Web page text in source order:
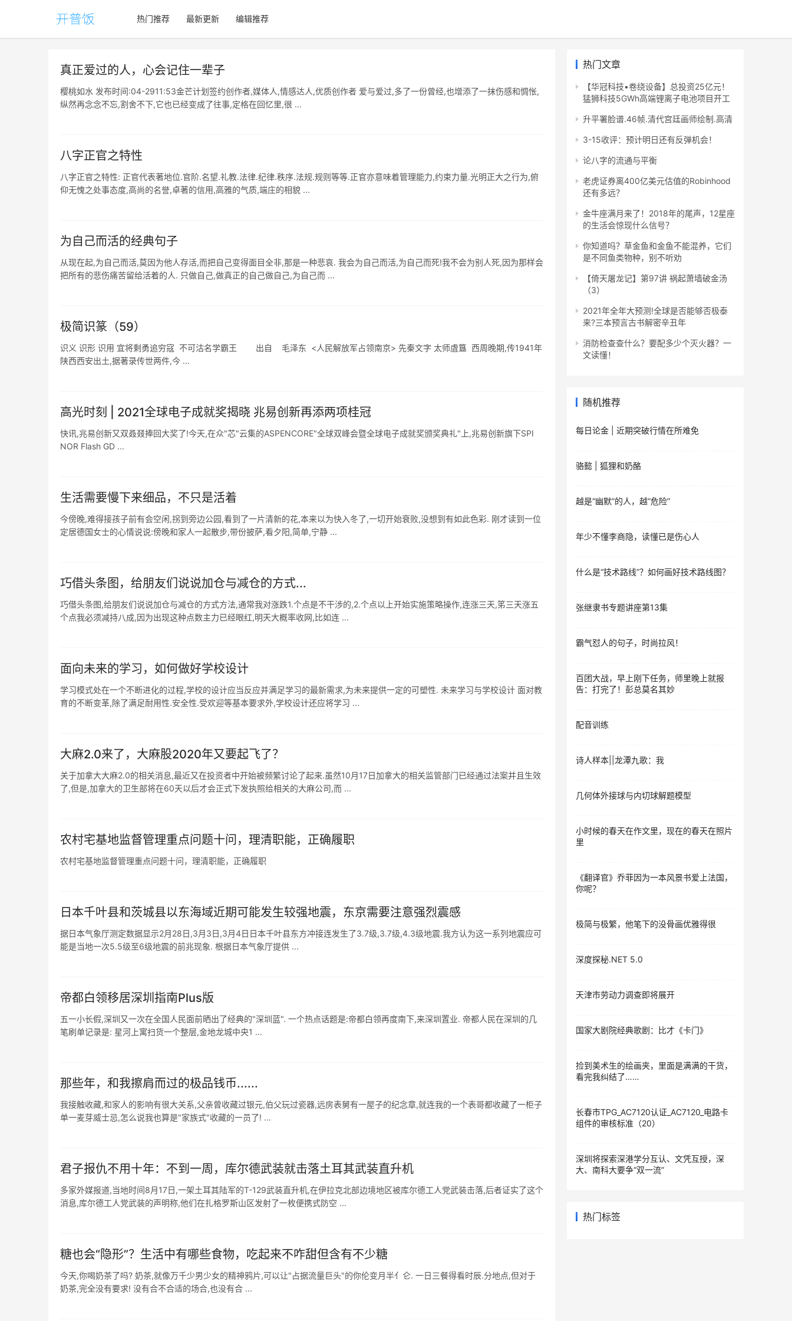
热门推荐 最新更新 编辑推荐
真正爱过的人，心会记住一辈子
樱桃如水 发布时间:04-2911:53金芒计划签约创作者,媒体人,情感达人,优质创作者 爱与爱过,多了一份曾经,也增添了一抹伤感和惆怅,
纵然再念念不忘,割舍不下,它也已经变成了往事,定格在回忆里,很 ...
八字正官之特性
八字正官之特性: 正官代表著地位.官阶.名望.礼教.法律.纪律.秩序.法规.规则等等.正官亦意味着管理能力,约束力量.光明正大之行为,俯
仰无愧之处事态度,高尚的名誉,卓著的信用,高雅的气质,端庄的相貌 ...
为自己而活的经典句子
从现在起,为自己而活,莫因为他人存活,而把自己变得面目全非,那是一种悲哀. 我会为自己而活,为自己而死!我不会为别人死,因为那样会
把所有的悲伤痛苦留给活着的人. 只做自己,做真正的自己做自己,为自己而 ...
极简识篆（59）
识义 识形 识用 宜将剩勇追穷寇 不可沽名学霸王 出自 毛泽东 <人民解放军占领南京> 先秦文字 太师虘簋 西周晚期,传1941年
陕西西安出土,据著录传世两件,今 ...
高光时刻 | 2021全球电子成就奖揭晓 兆易创新再添两项桂冠
快讯,兆易创新又双叒叕捧回大奖了!今天,在众"芯"云集的ASPENCORE"全球双峰会暨全球电子成就奖颁奖典礼"上,兆易创新旗下SPI
NOR Flash GD ...
生活需要慢下来细品，不只是活着
今傍晚,难得接孩子前有会空闲,拐到旁边公园,看到了一片清新的花,本来以为快入冬了,一切开始衰败,没想到有如此色彩. 刚才读到一位
定居德国女士的心情说说:傍晚和家人一起散步,带份披萨,看夕阳,简单,宁静 ...
巧借头条图，给朋友们说说加仓与减仓的方式...
巧借头条图,给朋友们说说加仓与减仓的方式方法,通常我对涨跌1.个点是不干涉的,2.个点以上开始实施策略操作,连涨三天,笫三天涨五
个点我必须减持八成,因为出现这种点数主力已经眼红,明天大概率收网,比如连 ...
面向未来的学习，如何做好学校设计
学习模式处在一个不断进化的过程,学校的设计应当反应并满足学习的最新需求,为未来提供一定的可塑性. 未来学习与学校设计 面对教
育的不断变革,除了满足耐用性.安全性.受欢迎等基本要求外,学校设计还应将学习 ...
大麻2.0来了，大麻股2020年又要起飞了？
关于加拿大大麻2.0的相关消息,最近又在投资者中开始被频繁讨论了起来.虽然10月17日加拿大的相关监管部门已经通过法案并且生效
了,但是,加拿大的卫生部将在60天以后才会正式下发执照给相关的大麻公司,而 ...
农村宅基地监督管理重点问题十问，理清职能，正确履职
农村宅基地监督管理重点问题十问，理清职能，正确履职
日本千叶县和茨城县以东海域近期可能发生较强地震，东京需要注意强烈震感
据日本气象厅测定数据显示2月28日,3月3日,3月4日日本千叶县东方冲接连发生了3.7级,3.7级,4.3级地震.我方认为这一系列地震应可
能是当地一次5.5级至6级地震的前兆现象. 根据日本气象厅提供 ...
帝都白领移居深圳指南Plus版
五一小长假,深圳又一次在全国人民面前晒出了经典的"深圳蓝". 一个热点话题是:帝都白领再度南下,来深圳置业. 帝都人民在深圳的几
笔刷单记录是: 星河上寓扫货一个整层,金地龙城中央1 ...
那些年，和我擦肩而过的极品钱币......
我接触收藏,和家人的影响有很大关系,父亲曾收藏过银元,伯父玩过瓷器,远房表舅有一屋子的纪念章,就连我的一个表哥都收藏了一柜子
单一麦芽威士忌,怎么说我也算是"家族式"收藏的一员了! ...
君子报仇不用十年：不到一周，库尔德武装就击落土耳其武装直升机
多家外媒报道,当地时间8月17日,一架土耳其陆军的T-129武装直升机,在伊拉克北部边境地区被库尔德工人党武装击落,后者证实了这个
消息,库尔德工人党武装的声明称,他们在扎格罗斯山区发射了一枚便携式防空 ...
糖也会“隐形”？生活中有哪些食物，吃起来不咋甜但含有不少糖
今天,你喝奶茶了吗? 奶茶,就像万千少男少女的精神鸦片,可以让"占据流量巨头"的你伦变月半亻仑. 一日三餐得看时辰.分地点,但对于
奶茶,完全没有要求! 没有合不合适的场合,也没有合 ...
热门文章
【华冠科技•卷绕设备】总投资25亿元！
猛狮科技5GWh高端锂离子电池项目开工
升平署脸谱.46帧.清代宫廷画师绘制.高清
3-15收评：预计明日还有反弹机会！
论八字的流通与平衡
老虎证券离400亿美元估值的Robinhood
还有多远？
金牛座满月来了！2018年的尾声，12星座
的生活会惊现什么信号？
你知道吗？草金鱼和金鱼不能混养，它们
是不同鱼类物种，别不听劝
【倚天屠龙记】第97讲 祸起萧墙破金汤
（3）
2021年全年大预测!全球是否能够否极泰
来?三本预言古书解密辛丑年
消防检查查什么？要配多少个灭火器？一
文读懂！
随机推荐
每日论金 | 近期突破行情在所难免
骆懿 | 狐狸和奶酪
越是“幽默”的人，越“危险”
年少不懂李商隐，读懂已是伤心人
什么是“技术路线”？如何画好技术路线图？
张继隶书专题讲座第13集
霸气怼人的句子，时尚拉风！
百团大战，早上刚下任务，师里晚上就报
告：打完了！彭总莫名其妙
配音训练
诗人样本||龙潭九歌：我
几何体外接球与内切球解题模型
小时候的春天在作文里，现在的春天在照片
里
《翻译官》乔菲因为一本风景书爱上法国，
你呢？
极简与极繁，他笔下的没骨画优雅得很
深度探秘.NET 5.0
天津市劳动力调查即将展开
国家大剧院经典歌剧：比才《卡门》
捡到美术生的绘画夹，里面是满满的干货，
看完我纠结了……
长春市TPG_AC7120认证_AC7120_电路卡
组件的审核标准（20）
深圳将探索深港学分互认、文凭互授，深
大、南科大要争“双一流”
热门标签